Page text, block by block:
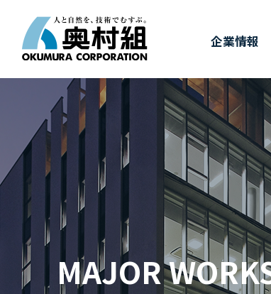
企業情報
COMPANY 企業情報
トップメッセージ
中期経営計画
受賞実績
BUSINESS 事業
事業紹介
WORKS 施工実績
施工実績
TECHNOLOGY 奥村組の
土木技術
IR IR情報
決算情報
財務ハイライト（連結）
株式に関するお手続き
SUSTAINABILITY サ
奥村組の
サステナビリティについて
3つの取り組み
GRIスタンダード対照表
RECRUIT 採用情報
新卒採用
MAJOR